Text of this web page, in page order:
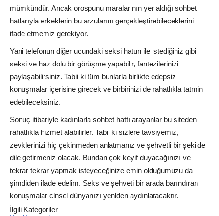
mümkündür. Ancak orospunu maralarının yer aldığı sohbet
hatlarıyla erkeklerin bu arzularını gerçekleştirebileceklerini
ifade etmemiz gerekiyor.
Yani telefonun diğer ucundaki seksi hatun ile istediğiniz gibi
seksi ve haz dolu bir görüşme yapabilir, fantezilerinizi
paylaşabilirsiniz. Tabii ki tüm bunlarla birlikte edepsiz
konuşmalar içerisine girecek ve birbirinizi de rahatlıkla tatmin
edebileceksiniz.
Sonuç itibariyle kadınlarla sohbet hattı arayanlar bu siteden
rahatlıkla hizmet alabilirler. Tabii ki sizlere tavsiyemiz,
zevklerinizi hiç çekinmeden anlatmanız ve şehvetli bir şekilde
dile getirmeniz olacak. Bundan çok keyif duyacağınızı ve
tekrar tekrar yapmak isteyeceğinize emin olduğumuzu da
şimdiden ifade edelim. Seks ve şehveti bir arada barındıran
konuşmalar cinsel dünyanızı yeniden aydınlatacaktır.
İlgili Kategoriler